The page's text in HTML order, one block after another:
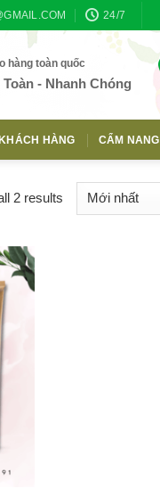
24/7
hàng toàn quốc
Toàn - Nhanh Chóng
HÀNG CẨM NANG
2 results